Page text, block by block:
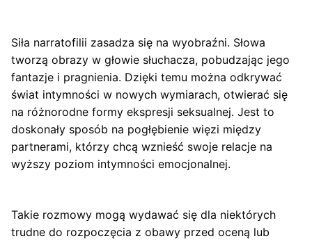
Siła narratofilii zasadza się na wyobraźni. Słowa
tworzą obrazy w głowie słuchacza, pobudzając jego
fantazje i pragnienia. Dzięki temu można odkrywać
świat intymności w nowych wymiarach, otwierać się
na różnorodne formy ekspresji seksualnej. Jest to
doskonały sposób na pogłębienie więzi między
partnerami, którzy chcą wznieść swoje relacje na
wyższy poziom intymności emocjonalnej.
Takie rozmowy mogą wydawać się dla niektórych
trudne do rozpoczęcia z obawy przed oceną lub